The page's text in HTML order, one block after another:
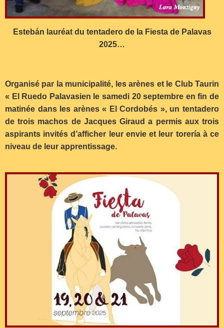
Estebán lauréat du tentadero de la Fiesta de Palavas
2025…
Organisé par la municipalité, les arènes et le Club Taurin
« El Ruedo Palavasien le samedi 20 septembre en fin de
matinée dans les arènes « El Cordobés », un tentadero
de trois machos de Jacques Giraud a permis aux trois
aspirants invités d’afficher leur envie et leur torería à ce
niveau de leur apprentissage.